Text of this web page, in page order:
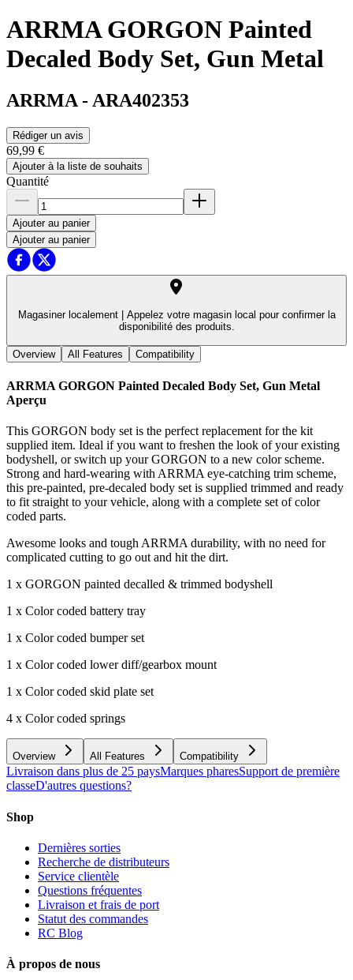
ARRMA GORGON Painted
Decaled Body Set, Gun Metal
ARRMA - ARA402353
Rédiger un avis
69,99 €
Ajouter à la liste de souhaits
Quantité
Ajouter au panier
Ajouter au panier
Magasiner localement |
Appelez votre magasin local pour confirmer la
disponibilité des produits.
Overview All Features Compatibility
ARRMA GORGON Painted Decaled Body Set, Gun Metal
Aperçu
This GORGON body set is the perfect replacement for the kit
supplied item. Ideal if you want to freshen the look of your existing
bodyshell, or switch up your GORGON to a new color scheme.
Strong and hard-wearing with ARRMA eye-catching trim scheme,
this pre-painted, pre-decaled body set is supplied trimmed and ready
to fit straight to your vehicle, along with a complete set of color
coded parts.
Awesome looks and tough ARRMA durability, with no need for
complicated cutting to go out and hit the dirt.
1 x GORGON painted decalled & trimmed bodyshell
1 x Color coded battery tray
1 x Color coded bumper set
1 x Color coded lower diff/gearbox mount
1 x Color coded skid plate set
4 x Color coded springs
Overview All Features Compatibility
Livraison dans plus de 25 paysMarques pharesSupport de première
classeD'autres questions?
Shop
Dernières sorties
Recherche de distributeurs
Service clientèle
Questions fréquentes
Livraison et frais de port
Statut des commandes
RC Blog
À propos de nous